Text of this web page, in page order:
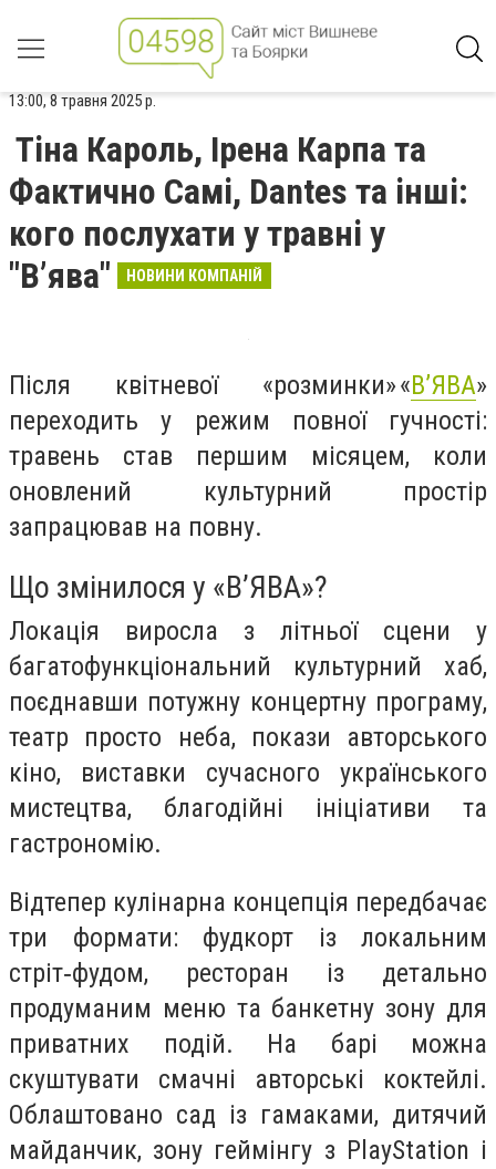
13:00, 8 травня 2025 р.
Тіна Кароль, Ірена Карпа та
Фактично Самі, Dantes та інші:
кого послухати у травні у
"В’ява"
НОВИНИ КОМПАНІЙ
Після квітневої «розминки» «В’ЯВА»
переходить у режим повної гучності:
травень став першим місяцем, коли
оновлений культурний простір
запрацював на повну.
Що змінилося у «В’ЯВА»?
Локація виросла з літньої сцени у
багатофункціональний культурний хаб,
поєднавши потужну концертну програму,
театр просто неба, покази авторського
кіно, виставки сучасного українського
мистецтва, благодійні ініціативи та
гастрономію.
Відтепер кулінарна концепція передбачає
три формати: фудкорт із локальним
стріт‑фудом, ресторан із детально
продуманим меню та банкетну зону для
приватних подій. На барі можна
скуштувати смачні авторські коктейлі.
Облаштовано сад із гамаками, дитячий
майданчик, зону геймінгу з PlayStation і